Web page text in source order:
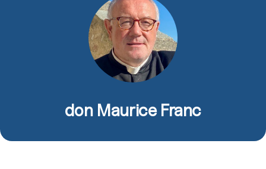
don Maurice Franc